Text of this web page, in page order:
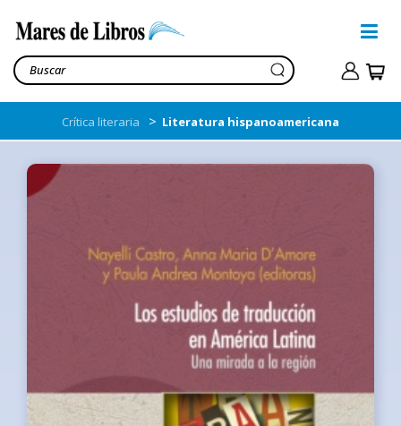
Crítica literaria > Literatura hispanoamericana